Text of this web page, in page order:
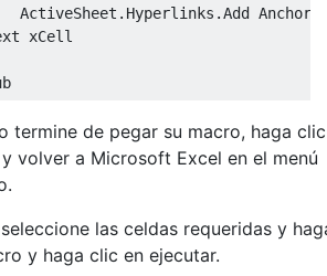
ActiveSheet.Hyperlinks.Add
xCell
termine de pegar su macro, haga
volver a Microsoft Excel en el menú
las celdas requeridas y
y haga clic en ejecutar.